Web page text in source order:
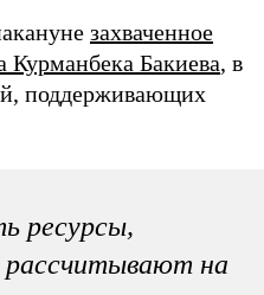
захваченное
Курманбека Бакиева, в
поддерживающих
ресурсы,
рассчитывают на